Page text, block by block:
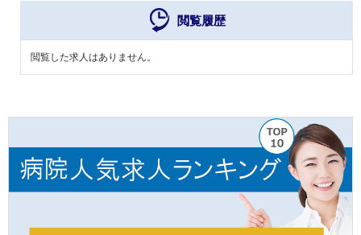
閲覧履歴
閲覧した求人はありません。